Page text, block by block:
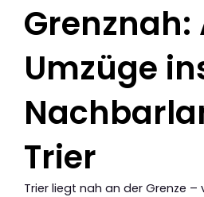
Grenznah:
Umzüge
Trier
Trier liegt nah an der Grenze –